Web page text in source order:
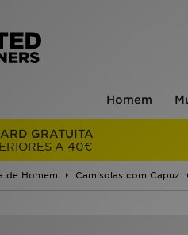
Homem
GRATUITA
A 40€
de Homem Camisolas com Capuz